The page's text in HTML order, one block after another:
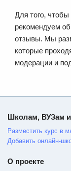
Для того, чтобы
рекомендуем
отзывы. Мы
которые
модерации и
Школам, ВУЗам и
Разместить курс в
Добавить онлайн-
О проекте